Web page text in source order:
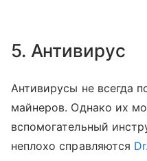
5. Антивирус
Антивирусы не всегда
майнеров. Однако их
вспомогательный
неплохо справляются